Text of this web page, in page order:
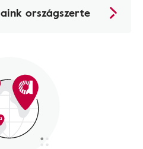
országszerte